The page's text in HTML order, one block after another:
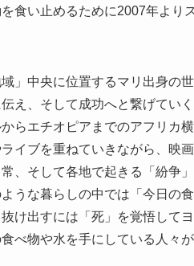
食い止めるために2007年より
中央に位置するマリ出身の世
え、そして成功へと繋げてい
らエチオピアまでのアフリカ
イブを重ねていきながら、映
、そして各地で起きる「紛争
うな暮らしの中では「今日の
け出すには「死」を覚悟して
べ物や水を手にしている人々